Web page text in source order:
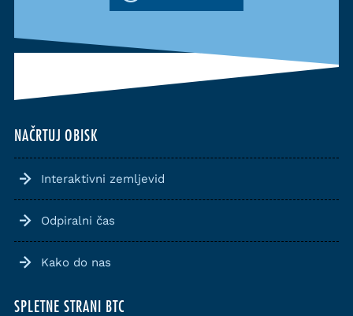
NAČRTUJ OBISK
Interaktivni zemljevid
Odpiralni čas
Kako do nas
SPLETNE STRANI BTC